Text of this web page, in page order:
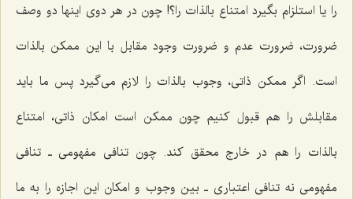
را یا استلزام بگیرد امتناع بالذات را؟! چون در هر دوى اینها دو وصف
ضرورت، ضرورت عدم و ضرورت وجود مقابل با این ممکن بالذات
است. اگر ممکن ذاتى، وجوب بالذات را لازم مى‌گیرد پس ما باید
مقابلش را هم قبول کنیم چون ممکن است امکان ذاتى، امتناع
بالذات را هم در خارج محقق کند. چون تنافى مفهومی ـ تنافى
مفهومى نه تنافى اعتباری ـ بین وجوب و امکان این اجازه را به ما